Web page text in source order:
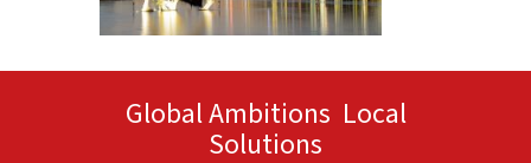
Global Ambitions Local
Solutions